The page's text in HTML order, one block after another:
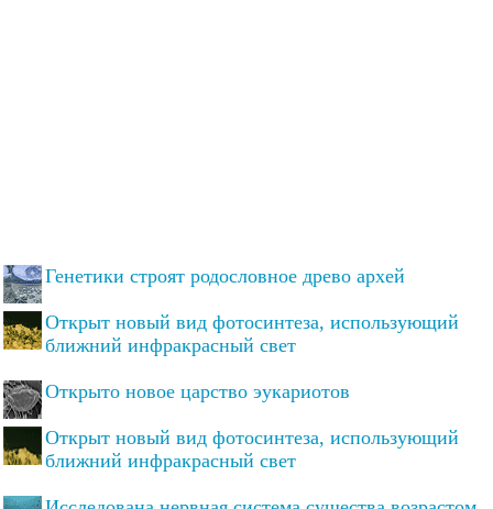
Генетики строят родословное древо архей
Открыт новый вид фотосинтеза, использующий
ближний инфракрасный свет
Открыто новое царство эукариотов
Открыт новый вид фотосинтеза, использующий
ближний инфракрасный свет